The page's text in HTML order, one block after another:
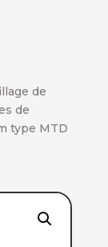
de
de
type MTD